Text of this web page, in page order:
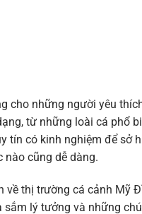
cho những người yêu
từ những loài cá phổ
tín có kinh nghiệm để sở
nào cũng dễ dàng.
về thị trường cá cảnh Mỹ
lý tưởng và những